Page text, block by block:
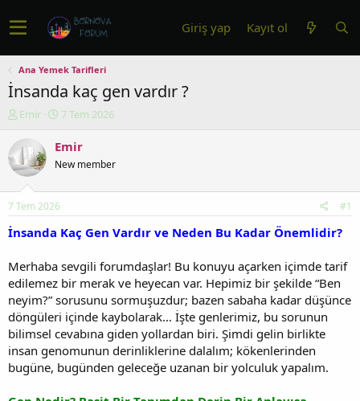
Giriş yap Kayıt ol
Ana Yemek Tarifleri
İnsanda kaç gen vardır ?
K
n
u
y
b
a
ş
t
a
n
Emir
B
ş
a
ç
r
i
h
i
7 Tem 2026
Emir
New member
7 Tem 2026 #1
İnsanda Kaç Gen Vardır ve Neden Bu Kadar Önemlidir?
Merhaba sevgili forumdaşlar! Bu konuyu açarken içimde tarif
edilemez bir merak ve heyecan var. Hepimiz bir şekilde “Ben
neyim?” sorusunu sormuşuzdur; bazen sabaha kadar düşünce
döngüleri içinde kaybolarak… İşte genlerimiz, bu sorunun
bilimsel cevabına giden yollardan biri. Şimdi gelin birlikte
insan genomunun derinliklerine dalalım; kökenlerinden
bugüne, bugünden geleceğe uzanan bir yolculuk yapalım.